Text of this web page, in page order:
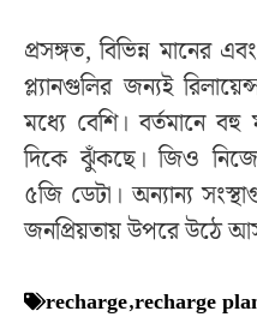
প্রসঙ্গত, বিভিন্ন মানের
প্ল্যানগুলির জন্যই
মধ্যে বেশি। বর্তমানে
দিকে ঝুঁকছে। জিও
৫জি ডেটা। অন্যান্য
জনপ্রিয়তায় উপরে উঠে
recharge,recharge